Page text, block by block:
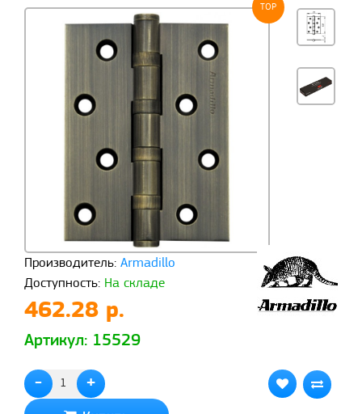
TOP
Производитель: Armadillo
Доступность: На складе
462.28 р.
Артикул: 15529
- +